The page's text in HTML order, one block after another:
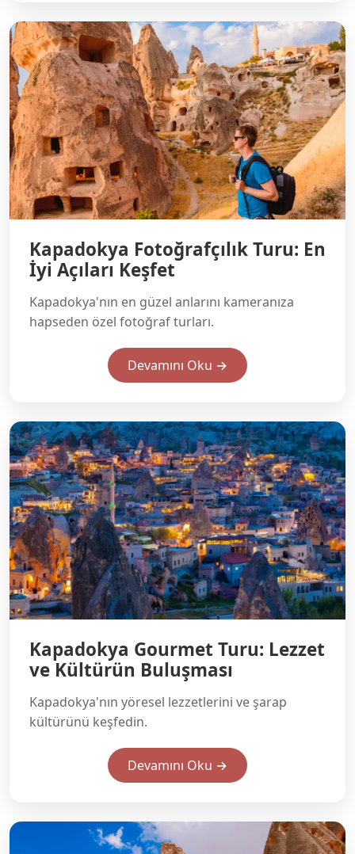
Kapadokya Fotoğrafçılık Turu: En
İyi Açıları Keşfet
Kapadokya'nın en güzel anlarını kameranıza
hapseden özel fotoğraf turları.
Devamını Oku →
Kapadokya Gourmet Turu: Lezzet
ve Kültürün Buluşması
Kapadokya'nın yöresel lezzetlerini ve şarap
kültürünü keşfedin.
Devamını Oku →